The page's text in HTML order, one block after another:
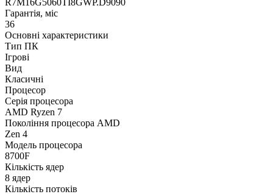
R7M16G5060TI8GWP.D9090
Гарантія, міс
36
Основні характеристики
Тип ПК
Ігрові
Вид
Класичні
Процесор
Серія процесора
AMD Ryzen 7
Покоління процесора AMD
Zen 4
Модель процесора
8700F
Кількість ядер
8 ядер
Кількість потоків